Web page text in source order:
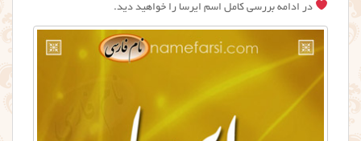
در ادامه بررسی کامل اسم ایرسا را خواهید دید.